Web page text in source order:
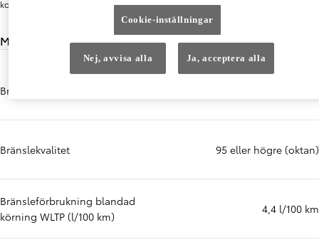
kompromisser.
Miljöprestanda
Bränsletyp
Bränslekvalitet 95 eller högre (oktan)
Bränsleförbrukning blandad
körning WLTP (l/100 km)
4,4 l/100 km
Cookie-inställningar
Nej, avvisa alla Ja, acceptera alla